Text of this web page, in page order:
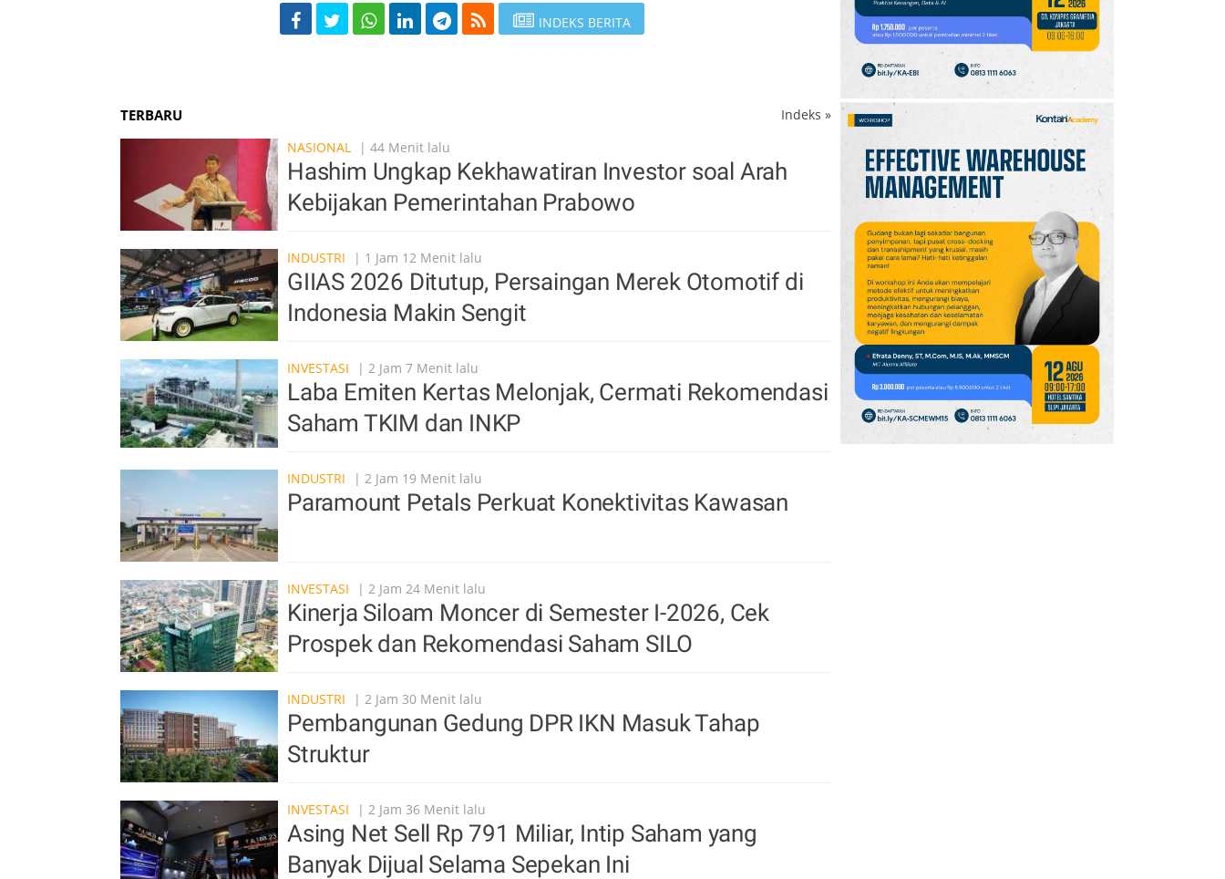
INDEKS BERITA
TERBARU Indeks »
NASIONAL
| 44 Menit lalu
Hashim Ungkap Kekhawatiran Investor soal Arah
Kebijakan Pemerintahan Prabowo
INDUSTRI | 1 Jam 12 Menit lalu
GIIAS 2026 Ditutup, Persaingan Merek Otomotif di
Indonesia Makin Sengit
INVESTASI | 2 Jam 7 Menit lalu
Laba Emiten Kertas Melonjak, Cermati Rekomendasi
Saham TKIM dan INKP
INDUSTRI | 2 Jam 19 Menit lalu
Paramount Petals Perkuat Konektivitas Kawasan
INVESTASI | 2 Jam 24 Menit lalu
Kinerja Siloam Moncer di Semester I-2026, Cek
Prospek dan Rekomendasi Saham SILO
INDUSTRI | 2 Jam 30 Menit lalu
Pembangunan Gedung DPR IKN Masuk Tahap
Struktur
INVESTASI | 2 Jam 36 Menit lalu
Asing Net Sell Rp 791 Miliar, Intip Saham yang
Banyak Dijual Selama Sepekan Ini